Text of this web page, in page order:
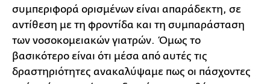
συμπεριφορά ορισμένων είναι απαράδεκτη, σε
αντίθεση με τη φροντίδα και τη συμπαράσταση
των νοσοκομειακών γιατρών. Όμως το
βασικότερο είναι ότι μέσα από αυτές τις
δραστηριότητες ανακαλύψαμε πως οι πάσχοντες